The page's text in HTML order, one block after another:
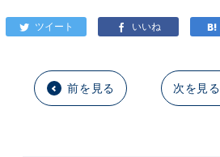
前を見る 次を見る